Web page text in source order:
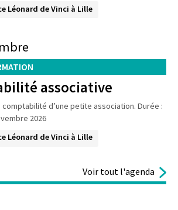
Léonard de Vinci à Lille
associative
comptabilité d’une petite association. Durée :
2026
Léonard de Vinci à Lille
Voir tout l'agenda